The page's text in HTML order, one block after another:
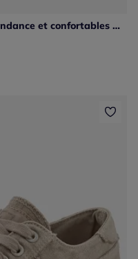
Baskets chaussures en textile tendance et confortables en matière douce pour un confort optimal